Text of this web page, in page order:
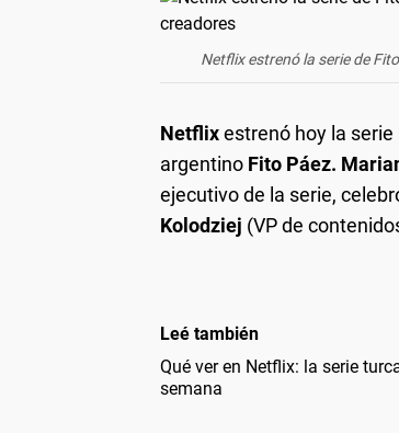
Netflix estrenó la serie de
Netflixestrenó hoy la serie
argentino Fito Páez.
ejecutivo de la serie,
Kolodziej (VP de
Leé también
Qué ver en Netflix: la serie
semana